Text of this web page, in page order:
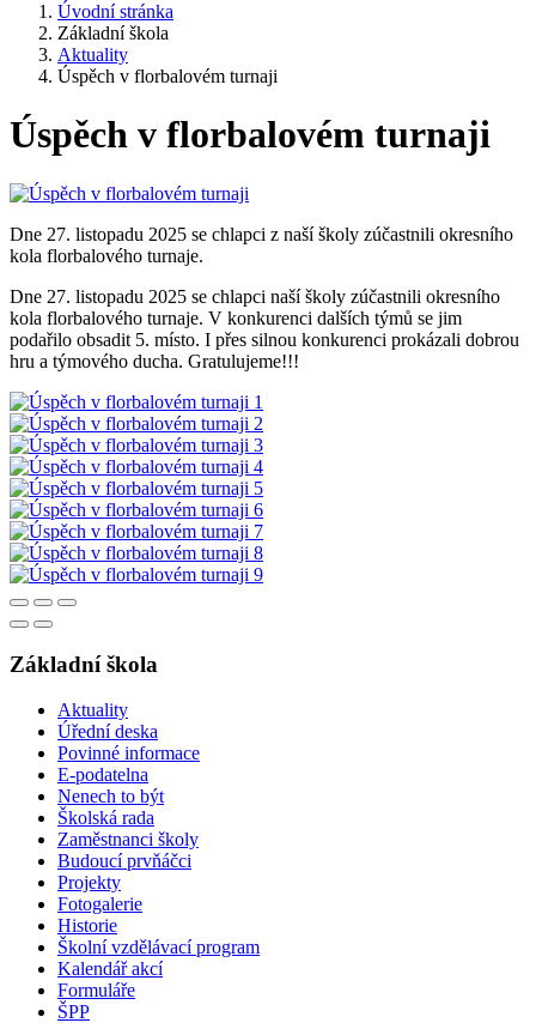
Úvodní stránka
Základní škola
Aktuality
Úspěch v florbalovém turnaji
Úspěch v florbalovém turnaji
Dne 27. listopadu 2025 se chlapci z naší školy zúčastnili okresního
kola florbalového turnaje.
Dne 27. listopadu 2025 se chlapci naší školy zúčastnili okresního
kola florbalového turnaje. V konkurenci dalších týmů se jim
podařilo obsadit 5. místo. I přes silnou konkurenci prokázali dobrou
hru a týmového ducha. Gratulujeme!!!
Základní škola
Aktuality
Úřední deska
Povinné informace
E-podatelna
Nenech to být
Školská rada
Zaměstnanci školy
Budoucí prvňáčci
Projekty
Fotogalerie
Historie
Školní vzdělávací program
Kalendář akcí
Formuláře
ŠPP